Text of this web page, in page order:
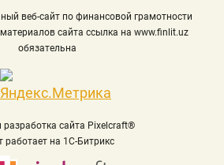
веб-сайт по финансовой грамотности
сайта ссылка на www.finlit.uz
обязательна
разработка сайта Pixelcraft®
работает на 1C-Битрикс